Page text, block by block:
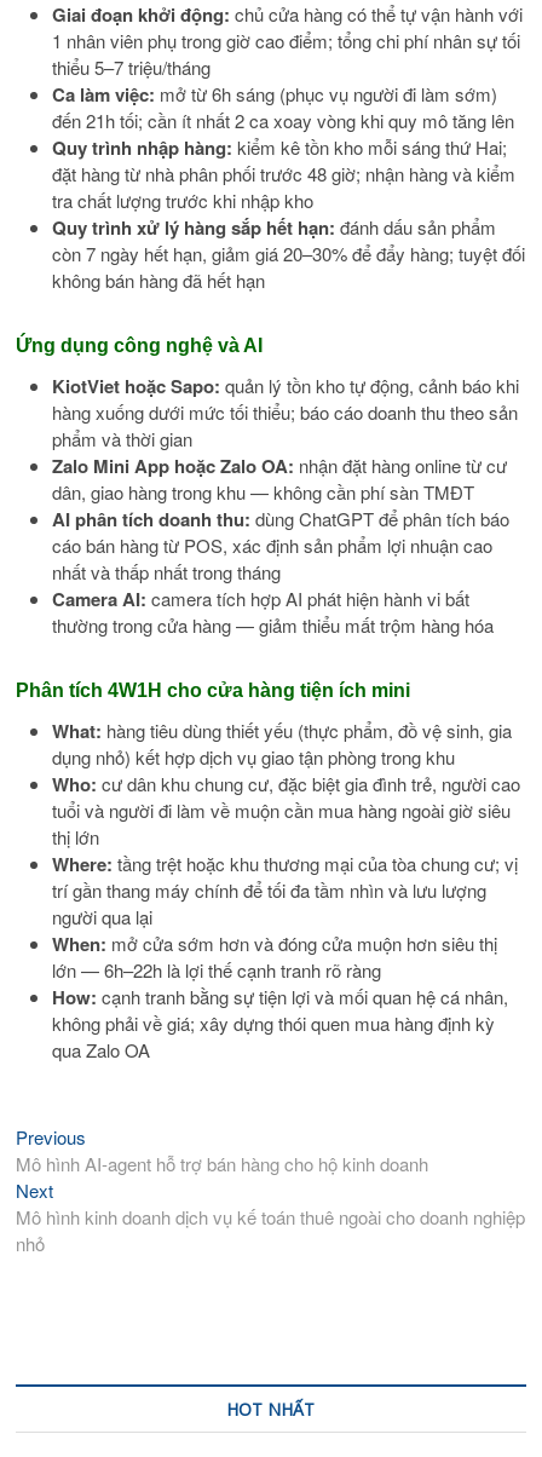
Giai đoạn khởi động: chủ cửa hàng có thể tự vận hành với
1 nhân viên phụ trong giờ cao điểm; tổng chi phí nhân sự tối
thiểu 5–7 triệu/tháng
Ca làm việc: mở từ 6h sáng (phục vụ người đi làm sớm)
đến 21h tối; cần ít nhất 2 ca xoay vòng khi quy mô tăng lên
Quy trình nhập hàng: kiểm kê tồn kho mỗi sáng thứ Hai;
đặt hàng từ nhà phân phối trước 48 giờ; nhận hàng và kiểm
tra chất lượng trước khi nhập kho
Quy trình xử lý hàng sắp hết hạn: đánh dấu sản phẩm
còn 7 ngày hết hạn, giảm giá 20–30% để đẩy hàng; tuyệt đối
không bán hàng đã hết hạn
Ứng dụng công nghệ và AI
KiotViet hoặc Sapo: quản lý tồn kho tự động, cảnh báo khi
hàng xuống dưới mức tối thiểu; báo cáo doanh thu theo sản
phẩm và thời gian
Zalo Mini App hoặc Zalo OA: nhận đặt hàng online từ cư
dân, giao hàng trong khu — không cần phí sàn TMĐT
AI phân tích doanh thu: dùng ChatGPT để phân tích báo
cáo bán hàng từ POS, xác định sản phẩm lợi nhuận cao
nhất và thấp nhất trong tháng
Camera AI: camera tích hợp AI phát hiện hành vi bất
thường trong cửa hàng — giảm thiểu mất trộm hàng hóa
Phân tích 4W1H cho cửa hàng tiện ích mini
What: hàng tiêu dùng thiết yếu (thực phẩm, đồ vệ sinh, gia
dụng nhỏ) kết hợp dịch vụ giao tận phòng trong khu
Who: cư dân khu chung cư, đặc biệt gia đình trẻ, người cao
tuổi và người đi làm về muộn cần mua hàng ngoài giờ siêu
thị lớn
Where: tầng trệt hoặc khu thương mại của tòa chung cư; vị
trí gần thang máy chính để tối đa tầm nhìn và lưu lượng
người qua lại
When: mở cửa sớm hơn và đóng cửa muộn hơn siêu thị
lớn — 6h–22h là lợi thế cạnh tranh rõ ràng
How: cạnh tranh bằng sự tiện lợi và mối quan hệ cá nhân,
không phải về giá; xây dựng thói quen mua hàng định kỳ
qua Zalo OA
Điều
hướng
bài
viết
Previous
post:
Mô hình AI-agent hỗ trợ bán hàng cho hộ kinh doanh
NextNext
post:
Mô hình kinh doanh dịch vụ kế toán thuê ngoài cho doanh nghiệp
nhỏ
HOT NHẤT